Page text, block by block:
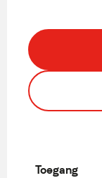
Toegang
Toegang